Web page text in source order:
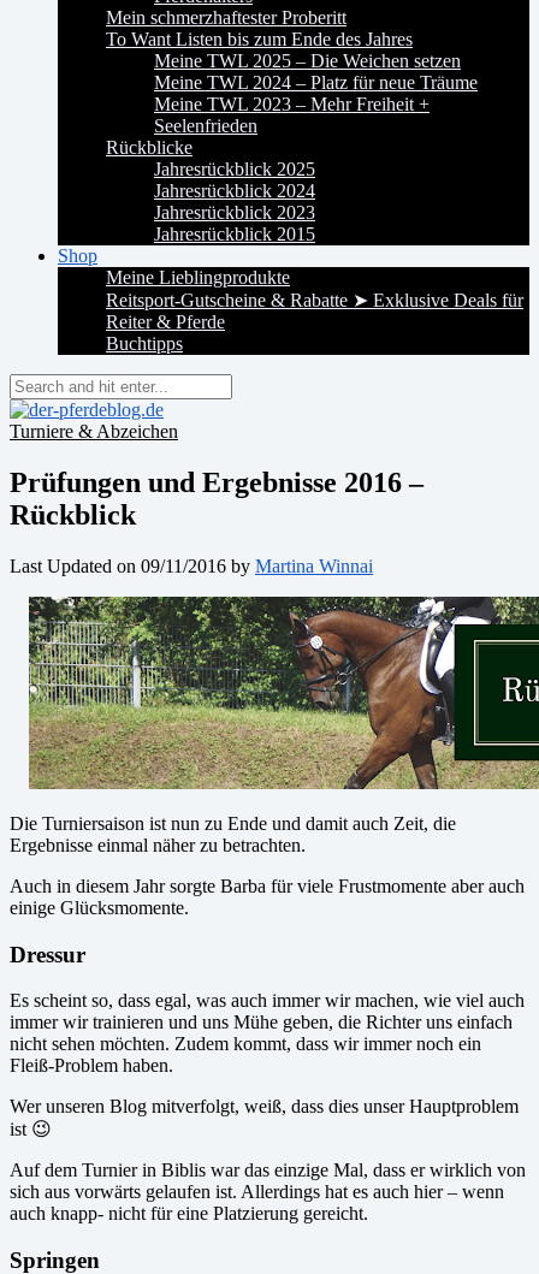
Mein schmerzhaftester Proberitt
To Want Listen bis zum Ende des Jahres
Meine TWL 2025 – Die Weichen setzen
Meine TWL 2024 – Platz für neue Träume
Meine TWL 2023 – Mehr Freiheit +
Seelenfrieden
Rückblicke
Jahresrückblick 2025
Jahresrückblick 2024
Jahresrückblick 2023
Jahresrückblick 2015
Shop
Meine Lieblingprodukte
Reitsport-Gutscheine & Rabatte ➤ Exklusive Deals für
Reiter & Pferde
Buchtipps
Turniere & Abzeichen
Prüfungen und Ergebnisse 2016 –
Rückblick
Last Updated on 09/11/2016 by Martina Winnai
Die Turniersaison ist nun zu Ende und damit auch Zeit, die
Ergebnisse einmal näher zu betrachten.
Auch in diesem Jahr sorgte Barba für viele Frustmomente aber auch
einige Glücksmomente.
Dressur
Es scheint so, dass egal, was auch immer wir machen, wie viel auch
immer wir trainieren und uns Mühe geben, die Richter uns einfach
nicht sehen möchten. Zudem kommt, dass wir immer noch ein
Fleiß-Problem haben.
Wer unseren Blog mitverfolgt, weiß, dass dies unser Hauptproblem
ist 😉
Auf dem Turnier in Biblis war das einzige Mal, dass er wirklich von
sich aus vorwärts gelaufen ist. Allerdings hat es auch hier – wenn
auch knapp- nicht für eine Platzierung gereicht.
Springen